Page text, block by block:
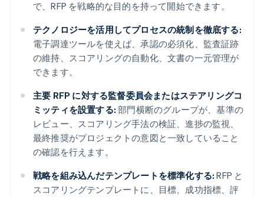
で、RFP を戦略的な目的を持って開始できます。
テクノロジーを活用してプロセスの統制を徹底する:
電子調達ツールを使えば、承認の必須化、監査証跡
の維持、スコアリングの自動化、文書の一元管理が
できます。
主要 RFP に対する監督委員会またはステアリングコ
ミッティを設置する: 部門横断のグループが、基準の
レビュー、スコアリング手法の検証、進捗の監視、
最終推奨がプロジェクトの意図と一致していること
の確認を行えます。
戦略を組み込んだテンプレートを標準化する: RFP と
スコアリングテンプレートに、目標、成功指標、評